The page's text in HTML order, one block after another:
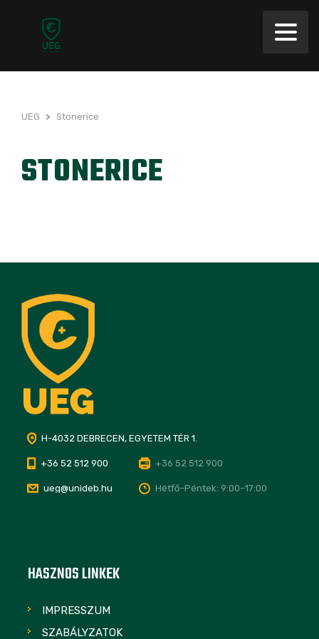
UEG > Stonerice
STONERICE
H-4032 DEBRECEN, EGYETEM TÉR 1.
+36 52 512 900 +36 52 512 900
ueg@unideb.hu Hétfő–Péntek: 9:00–17:00
HASZNOS LINKEK
IMPRESSZUM
SZABÁLYZATOK